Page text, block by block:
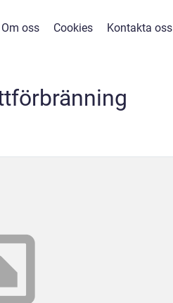
Om oss Cookies Kontakta oss